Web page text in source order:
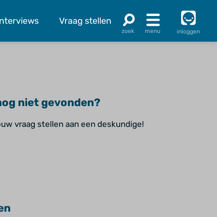
Vraag stellen
inloggen
niet gevonden?
vraag stellen aan een deskundige!